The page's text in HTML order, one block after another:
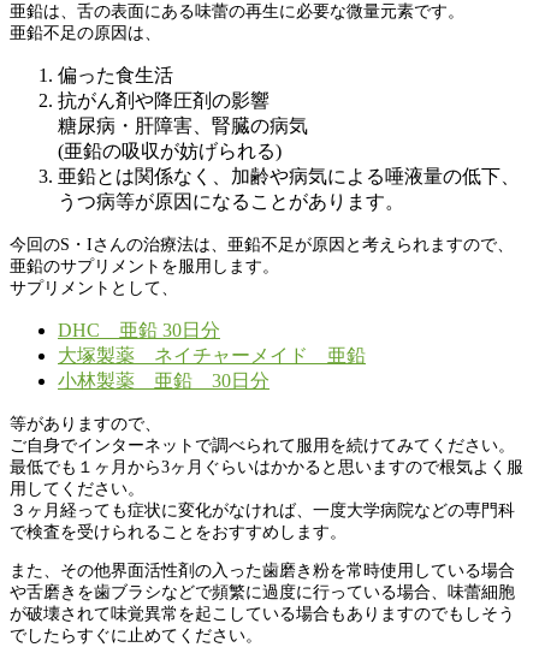
亜鉛は、舌の表面にある味蕾の再生に必要な微量元素です。
亜鉛不足の原因は、
偏った食生活
抗がん剤や降圧剤の影響
糖尿病・肝障害、腎臓の病気
(亜鉛の吸収が妨げられる)
亜鉛とは関係なく、加齢や病気による唾液量の低下、
うつ病等が原因になることがあります。
今回のS・Iさんの治療法は、亜鉛不足が原因と考えられますので、
亜鉛のサプリメントを服用します。
サプリメントとして、
DHC 亜鉛 30日分
大塚製薬 ネイチャーメイド 亜鉛
小林製薬 亜鉛 30日分
等がありますので、
ご自身でインターネットで調べられて服用を続けてみてください。
最低でも１ヶ月から3ヶ月ぐらいはかかると思いますので根気よく服
用してください。
３ヶ月経っても症状に変化がなければ、一度大学病院などの専門科
で検査を受けられることをおすすめします。
また、その他界面活性剤の入った歯磨き粉を常時使用している場合
や舌磨きを歯ブラシなどで頻繁に過度に行っている場合、味蕾細胞
が破壊されて味覚異常を起こしている場合もありますのでもしそう
でしたらすぐに止めてください。